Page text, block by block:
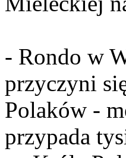
- Rondo w
przyczyni
Polaków -
przypada